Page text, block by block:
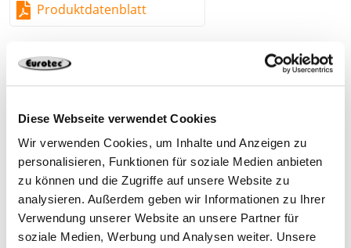
Diese Webseite verwendet Cookies
Wir verwenden Cookies, um Inhalte und Anzeigen zu
personalisieren, Funktionen für soziale Medien anbieten
zu können und die Zugriffe auf unsere Website zu
analysieren. Außerdem geben wir Informationen zu Ihrer
Verwendung unserer Website an unsere Partner für
soziale Medien, Werbung und Analysen weiter. Unsere
Keine zusätzlichen Komponenten nötig
die Fuge um 90° und hängen Sie diesen somit an der
Unterseite der Fliese ein. Indem Sie den roten Hebel
Einrastfunktion kann er für alle handelsüblichen
Plattendicken verwendet werden. Um den Level Mate
Flip zu entfernen, lösen Sie den Hebel und drehen Sie
diesen erneut um 90°.
Produktdatenblatt
945347 20 4251314730114